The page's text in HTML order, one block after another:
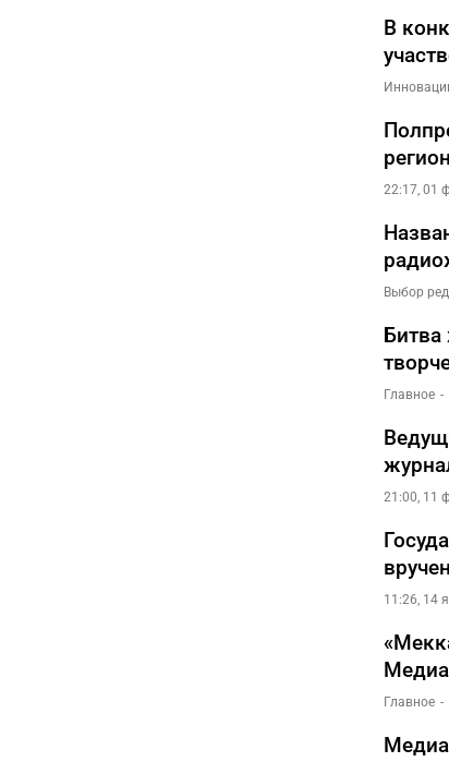
В
22:17, 01
Выбор
Битва
Главное
21:00, 11
11:26, 14
Главное